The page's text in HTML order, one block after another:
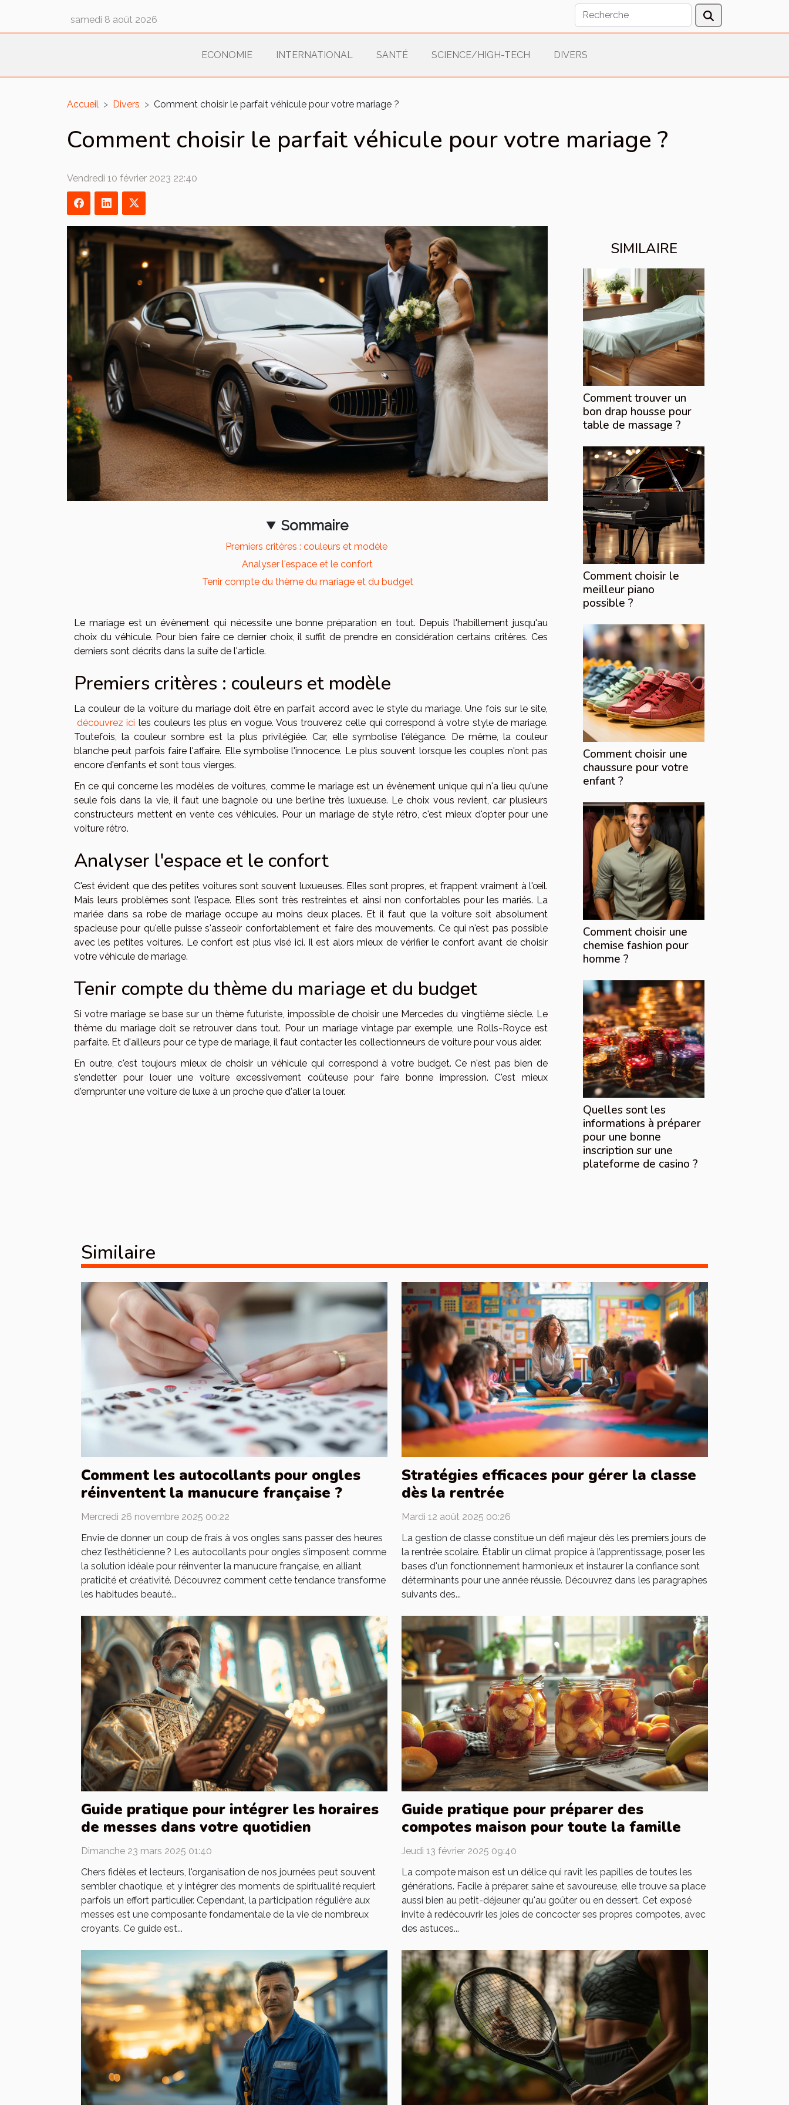
samedi 8 août 2026
ECONOMIE INTERNATIONAL SANTÉ SCIENCE/HIGH-TECH DIVERS
Accueil Divers Comment choisir le parfait véhicule pour votre mariage ?
Comment choisir le parfait véhicule pour votre mariage ?
Vendredi 10 février 2023 22:40
Sommaire
Premiers critères : couleurs et modèle
Analyser l'espace et le confort
Tenir compte du thème du mariage et du budget
Le mariage est un évènement qui nécessite une bonne préparation en tout. Depuis l'habillement jusqu'au
choix du véhicule. Pour bien faire ce dernier choix, il suffit de prendre en considération certains critères. Ces
derniers sont décrits dans la suite de l'article.
Premiers critères : couleurs et modèle
La couleur de la voiture du mariage doit être en parfait accord avec le style du mariage. Une fois sur le site,
découvrez ici les couleurs les plus en vogue. Vous trouverez celle qui correspond à votre style de mariage.
Toutefois, la couleur sombre est la plus privilégiée. Car, elle symbolise l'élégance. De même, la couleur
blanche peut parfois faire l'affaire. Elle symbolise l'innocence. Le plus souvent lorsque les couples n'ont pas
encore d'enfants et sont tous vierges.
En ce qui concerne les modèles de voitures, comme le mariage est un évènement unique qui n'a lieu qu'une
seule fois dans la vie, il faut une bagnole ou une berline très luxueuse. Le choix vous revient, car plusieurs
constructeurs mettent en vente ces véhicules. Pour un mariage de style rétro, c'est mieux d'opter pour une
voiture rétro.
Analyser l'espace et le confort
C'est évident que des petites voitures sont souvent luxueuses. Elles sont propres, et frappent vraiment à l'œil.
Mais leurs problèmes sont l'espace. Elles sont très restreintes et ainsi non confortables pour les mariés. La
mariée dans sa robe de mariage occupe au moins deux places. Et il faut que la voiture soit absolument
spacieuse pour qu'elle puisse s'asseoir confortablement et faire des mouvements. Ce qui n'est pas possible
avec les petites voitures. Le confort est plus visé ici. Il est alors mieux de vérifier le confort avant de choisir
votre véhicule de mariage.
Tenir compte du thème du mariage et du budget
Si votre mariage se base sur un thème futuriste, impossible de choisir une Mercedes du vingtième siècle. Le
thème du mariage doit se retrouver dans tout. Pour un mariage vintage par exemple, une Rolls-Royce est
parfaite. Et d'ailleurs pour ce type de mariage, il faut contacter les collectionneurs de voiture pour vous aider.
En outre, c'est toujours mieux de choisir un véhicule qui correspond à votre budget. Ce n'est pas bien de
s'endetter pour louer une voiture excessivement coûteuse pour faire bonne impression. C'est mieux
d'emprunter une voiture de luxe à un proche que d'aller la louer.
SIMILAIRE
Comment trouver un
bon drap housse pour
table de massage ?
Comment choisir le
meilleur piano
possible ?
Comment choisir une
chaussure pour votre
enfant ?
Comment choisir une
chemise fashion pour
homme ?
Quelles sont les
informations à préparer
pour une bonne
inscription sur une
plateforme de casino ?
Similaire
Comment les autocollants pour ongles
réinventent la manucure française ?
Mercredi 26 novembre 2025 00:22
Envie de donner un coup de frais à vos ongles sans passer des heures
chez l’esthéticienne ? Les autocollants pour ongles s’imposent comme
la solution idéale pour réinventer la manucure française, en alliant
praticité et créativité. Découvrez comment cette tendance transforme
les habitudes beauté...
Stratégies efficaces pour gérer la classe
dès la rentrée
Mardi 12 août 2025 00:26
La gestion de classe constitue un défi majeur dès les premiers jours de
la rentrée scolaire. Établir un climat propice à l’apprentissage, poser les
bases d'un fonctionnement harmonieux et instaurer la confiance sont
déterminants pour une année réussie. Découvrez dans les paragraphes
suivants des...
Guide pratique pour intégrer les horaires
de messes dans votre quotidien
Dimanche 23 mars 2025 01:40
Chers fidèles et lecteurs, l'organisation de nos journées peut souvent
sembler chaotique, et y intégrer des moments de spiritualité requiert
parfois un effort particulier. Cependant, la participation régulière aux
messes est une composante fondamentale de la vie de nombreux
croyants. Ce guide est...
Guide pratique pour préparer des
compotes maison pour toute la famille
Jeudi 13 février 2025 09:40
La compote maison est un délice qui ravit les papilles de toutes les
générations. Facile à préparer, saine et savoureuse, elle trouve sa place
aussi bien au petit-déjeuner qu'au goûter ou en dessert. Cet exposé
invite à redécouvrir les joies de concocter ses propres compotes, avec
des astuces...